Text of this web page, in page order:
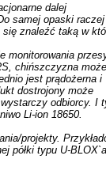
dalej
samej opaski raczej
znaleźć taką w
monitorowania
chińszczyzna może
jest prądożerna i
dostrojony może
odbiorcy. I
Li-ion 18650.
projekty.
półki typu U-BLOX`a.